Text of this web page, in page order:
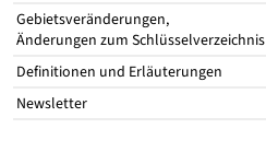
Gebietsveränderungen,
Änderungen zum Schlüsselverzeichnis
Definitionen und Erläuterungen
Newsletter